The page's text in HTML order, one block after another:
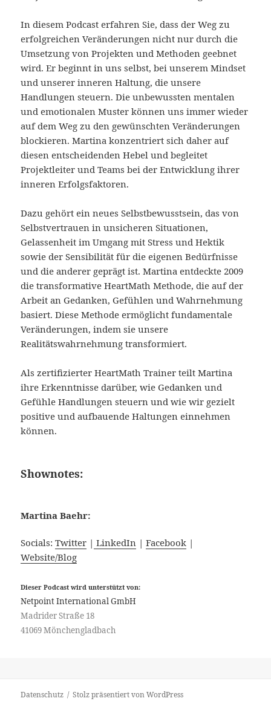
In diesem Podcast erfahren Sie, dass der Weg zu
erfolgreichen Veränderungen nicht nur durch die
Umsetzung von Projekten und Methoden geebnet
wird. Er beginnt in uns selbst, bei unserem Mindset
und unserer inneren Haltung, die unsere
Handlungen steuern. Die unbewussten mentalen
und emotionalen Muster können uns immer wieder
auf dem Weg zu den gewünschten Veränderungen
blockieren. Martina konzentriert sich daher auf
diesen entscheidenden Hebel und begleitet
Projektleiter und Teams bei der Entwicklung ihrer
inneren Erfolgsfaktoren.
Dazu gehört ein neues Selbstbewusstsein, das von
Selbstvertrauen in unsicheren Situationen,
Gelassenheit im Umgang mit Stress und Hektik
sowie der Sensibilität für die eigenen Bedürfnisse
und die anderer geprägt ist. Martina entdeckte 2009
die transformative HeartMath Methode, die auf der
Arbeit an Gedanken, Gefühlen und Wahrnehmung
basiert. Diese Methode ermöglicht fundamentale
Veränderungen, indem sie unsere
Realitätswahrnehmung transformiert.
Als zertifizierter HeartMath Trainer teilt Martina
ihre Erkenntnisse darüber, wie Gedanken und
Gefühle Handlungen steuern und wie wir gezielt
positive und aufbauende Haltungen einnehmen
können.
Shownotes:
Martina Baehr:
Socials:Twitter | LinkedIn |Facebook |
Website/Blog
Dieser Podcast wird unterstützt von:
Netpoint International GmbH
Madrider Straße 18
41069 Mönchengladbach
Datenschutz Stolz präsentiert von WordPress